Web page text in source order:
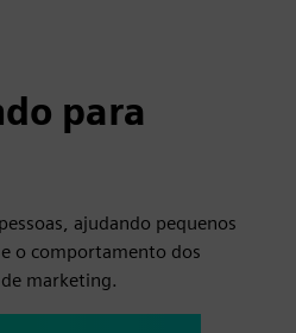
para
ajudando pequenos
o comportamento dos
marketing.